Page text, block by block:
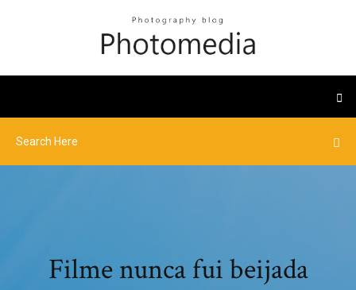
Filme nunca fui beijada